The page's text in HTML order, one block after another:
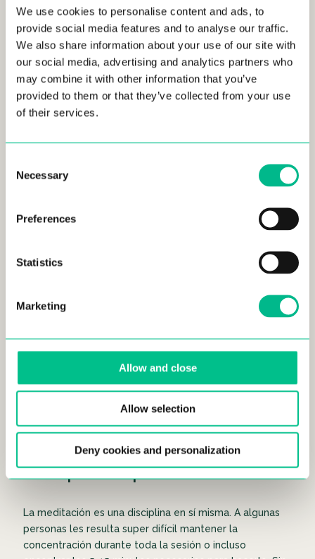
We use cookies to personalise content and ads, to
provide social media features and to analyse our traffic.
We also share information about your use of our site with
our social media, advertising and analytics partners who
may combine it with other information that you’ve
provided to them or that they’ve collected from your use
of their services.
Selection
Necessary
Preferences
Statistics
Marketing
Allow and close
Allow selection
Deny cookies and personalization
del control de tu felicidad y paz interior.
A veces es más fácil quedarte en casa, escapar del
mundo y poner Netflix, pero la conexión humana es
importante. Toma la iniciativa de llamar a tus amigos y
familiares y haz que esos planes se hagan realidad.
Aprendemos mucho de los demás, tanto bueno como
para tener una vida feliz. Los humanos somos animales
sociales.
Para la mayoría, esta relación es la más difícil. Stutz
con uno mismo hay que llegar a conocer el
inconsciente, y la mejor manera de hacerlo es escribirse
quizá no te habías dado cuenta de que has estado
porque necesitas dedicar ese tiempo a escribir, a
abrirte de verdad. Quizá no sea una actividad cotidiana,
sobre todo cuando estás empezando, pero ponte en
situación de tener la mente abierta sobre el proceso.
Dicen que este paso es el más sorprendente de los
Dedique tiempo a meditar
La meditación es una disciplina en sí misma. A algunas
personas les resulta super difícil mantener la
concentración durante toda la sesión o incluso